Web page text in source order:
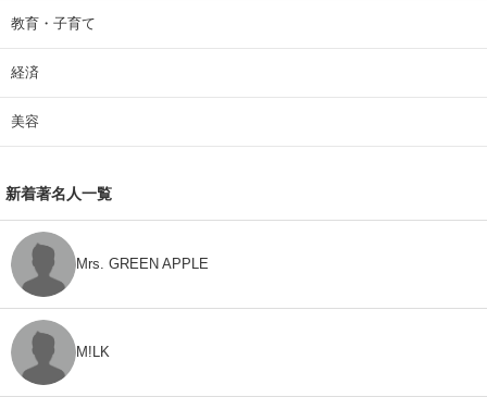
教育・子育て
経済
美容
新着著名人一覧
Mrs. GREEN APPLE
M!LK